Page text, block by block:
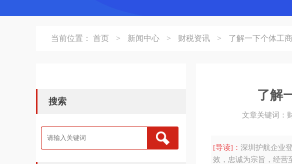
当前位置： 首页 > 新闻中心 > 财税资讯 > 了解一下个体工
搜索 了解
文章关键词
[导读]： 深圳护航企业
效，忠诚为宗旨，经营